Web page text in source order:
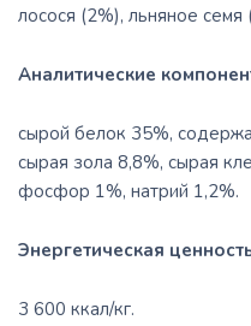
лосося (2%), льняное семя
Аналитические
сырой белок 35%,
сырая зола 8,8%, сырая
фосфор 1%, натрий 1,2%.
Энергетическая
3 600 ккал/кг.